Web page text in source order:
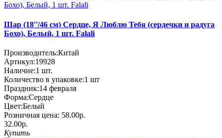
Шар (18''/46 см) Сердце, Я Люблю Тебя (сердечки и радуга
Бохо), Белый, 1 шт. Falali
Производитель:Китай
Артикул:19928
Наличие:1 шт.
Количество в упаковке:1 шт
Праздник:14 февраля
Форма:Сердце
Цвет:Белый
Розничная цена: 58.00р.
32.00р.
Купить